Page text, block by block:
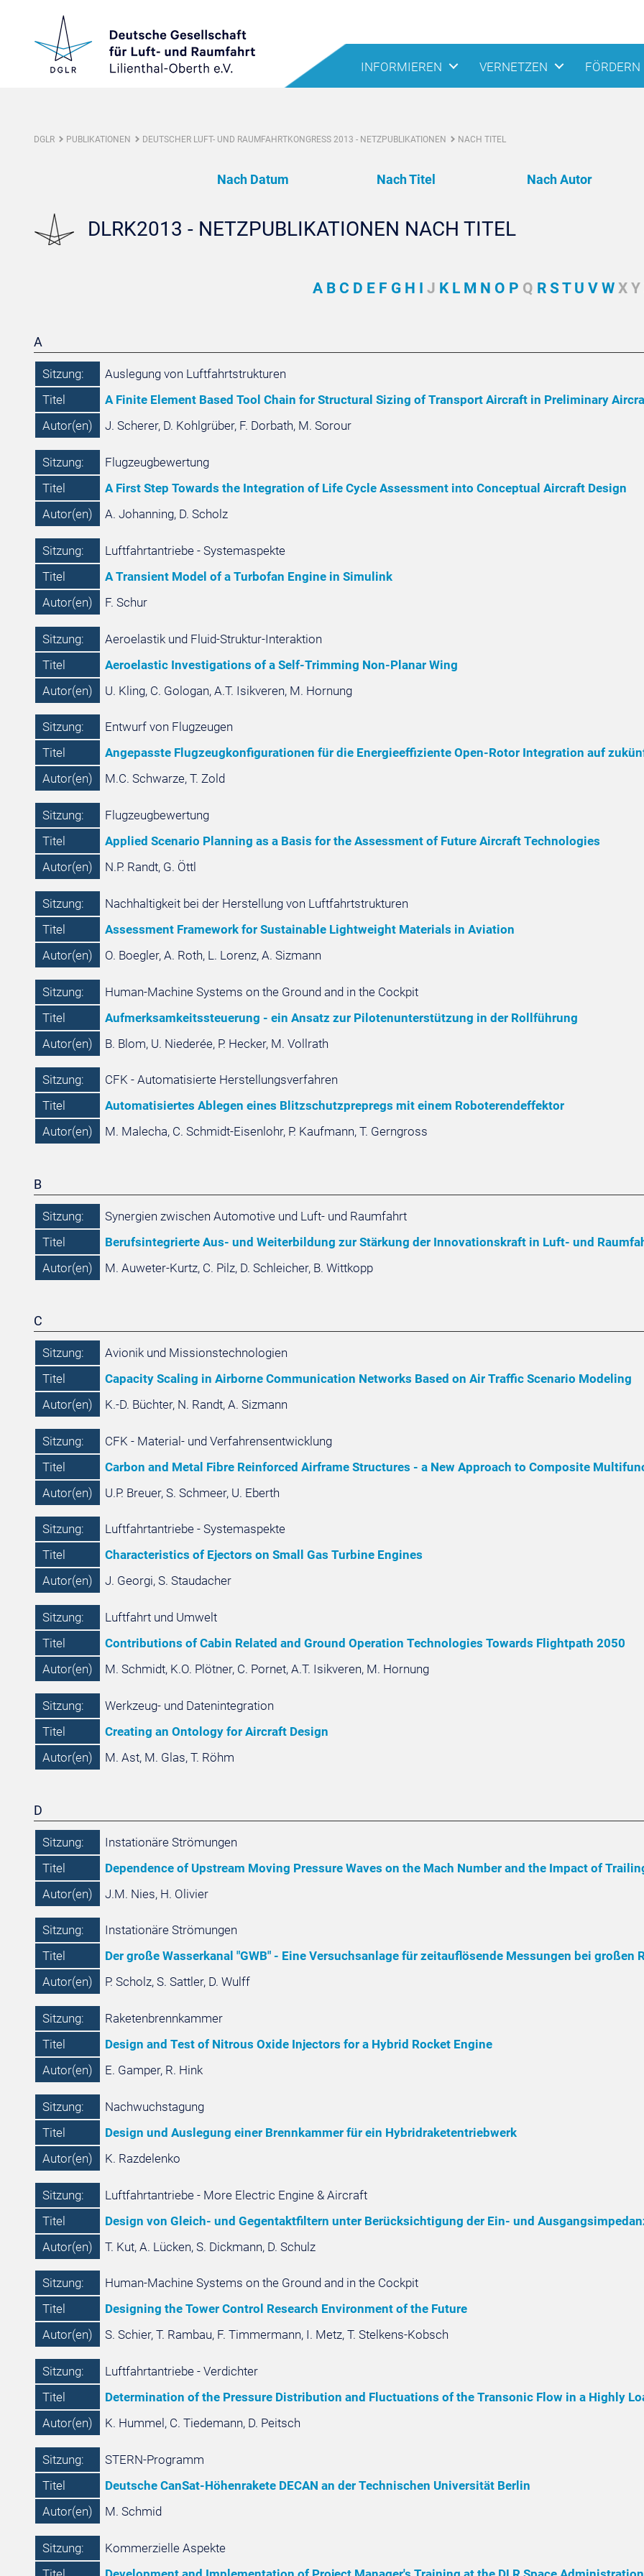
INFORMIEREN VERNETZEN FÖRDERN
DGLR PUBLIKATIONEN DEUTSCHER LUFT- UND RAUMFAHRTKONGRESS 2013 - NETZPUBLIKATIONEN NACH TITEL
Nach Datum Nach Titel Nach Autor
DLRK2013 - NETZPUBLIKATIONEN NACH TITEL
A B C D E F G H I J K L M N O P Q R ST U V W X Y
A
Sitzung:
Auslegung von Luftfahrtstrukturen
Titel
A Finite Element Based Tool Chain for Structural Sizing of Transport Aircraft in Preliminary
Autor(en)
J. Scherer, D. Kohlgrüber, F. Dorbath, M. Sorour
Sitzung:
Flugzeugbewertung
Titel
A First Step Towards the Integration of Life Cycle Assessment into Conceptual Aircraft Design
Autor(en)
A. Johanning, D. Scholz
Sitzung:
Luftfahrtantriebe - Systemaspekte
Titel
A Transient Model of a Turbofan Engine in Simulink
Autor(en)
F. Schur
Sitzung:
Aeroelastik und Fluid-Struktur-Interaktion
Titel
Aeroelastic Investigations of a Self-Trimming Non-Planar Wing
Autor(en)
U. Kling, C. Gologan, A.T. Isikveren, M. Hornung
Sitzung:
Entwurf von Flugzeugen
Titel
Angepasste Flugzeugkonfigurationen für die Energieeffiziente Open-Rotor Integration auf
Autor(en)
M.C. Schwarze, T. Zold
Sitzung:
Flugzeugbewertung
Titel
Applied Scenario Planning as a Basis for the Assessment of Future Aircraft Technologies
Autor(en)
N.P. Randt, G. Öttl
Sitzung:
Nachhaltigkeit bei der Herstellung von Luftfahrtstrukturen
Titel
Assessment Framework for Sustainable Lightweight Materials in Aviation
Autor(en)
O. Boegler, A. Roth, L. Lorenz, A. Sizmann
Sitzung:
Human-Machine Systems on the Ground and in the Cockpit
Titel
Aufmerksamkeitssteuerung - ein Ansatz zur Pilotenunterstützung in der Rollführung
Autor(en)
B. Blom, U. Niederée, P. Hecker, M. Vollrath
Sitzung:
CFK - Automatisierte Herstellungsverfahren
Titel
Automatisiertes Ablegen eines Blitzschutzprepregs mit einem Roboterendeffektor
Autor(en)
M. Malecha, C. Schmidt-Eisenlohr, P. Kaufmann, T. Gerngross
B
Sitzung:
Synergien zwischen Automotive und Luft- und Raumfahrt
Titel
Berufsintegrierte Aus- und Weiterbildung zur Stärkung der Innovationskraft in Luft- und
Autor(en)
M. Auweter-Kurtz, C. Pilz, D. Schleicher, B. Wittkopp
C
Sitzung:
Avionik und Missionstechnologien
Titel
Capacity Scaling in Airborne Communication Networks Based on Air Traffic Scenario Modeling
Autor(en)
K.-D. Büchter, N. Randt, A. Sizmann
Sitzung:
CFK - Material- und Verfahrensentwicklung
Titel
Carbon and Metal Fibre Reinforced Airframe Structures - a New Approach to Composite
Autor(en)
U.P. Breuer, S. Schmeer, U. Eberth
Sitzung:
Luftfahrtantriebe - Systemaspekte
Titel
Characteristics of Ejectors on Small Gas Turbine Engines
Autor(en)
J. Georgi, S. Staudacher
Sitzung:
Luftfahrt und Umwelt
Titel
Contributions of Cabin Related and Ground Operation Technologies Towards Flightpath 2050
Autor(en)
M. Schmidt, K.O. Plötner, C. Pornet, A.T. Isikveren, M. Hornung
Sitzung:
Werkzeug- und Datenintegration
Titel
Creating an Ontology for Aircraft Design
Autor(en)
M. Ast, M. Glas, T. Röhm
D
Sitzung:
Instationäre Strömungen
Titel
Dependence of Upstream Moving Pressure Waves on the Mach Number and the Impact of
Autor(en)
J.M. Nies, H. Olivier
Sitzung:
Instationäre Strömungen
Titel
Der große Wasserkanal "GWB" - Eine Versuchsanlage für zeitauflösende Messungen bei großen
Autor(en)
P. Scholz, S. Sattler, D. Wulff
Sitzung:
Raketenbrennkammer
Titel
Design and Test of Nitrous Oxide Injectors for a Hybrid Rocket Engine
Autor(en)
E. Gamper, R. Hink
Sitzung:
Nachwuchstagung
Titel
Design und Auslegung einer Brennkammer für ein Hybridraketentriebwerk
Autor(en)
K. Razdelenko
Sitzung:
Luftfahrtantriebe - More Electric Engine & Aircraft
Titel
Design von Gleich- und Gegentaktfiltern unter Berücksichtigung der Ein- und
Autor(en)
T. Kut, A. Lücken, S. Dickmann, D. Schulz
Sitzung:
Human-Machine Systems on the Ground and in the Cockpit
Titel
Designing the Tower Control Research Environment of the Future
Autor(en)
S. Schier, T. Rambau, F. Timmermann, I. Metz, T. Stelkens-Kobsch
Sitzung:
Luftfahrtantriebe - Verdichter
Titel
Determination of the Pressure Distribution and Fluctuations of the Transonic Flow in a Highly
Autor(en)
K. Hummel, C. Tiedemann, D. Peitsch
Sitzung:
STERN-Programm
Titel
Deutsche CanSat-Höhenrakete DECAN an der Technischen Universität Berlin
Autor(en)
M. Schmid
Sitzung:
Kommerzielle Aspekte